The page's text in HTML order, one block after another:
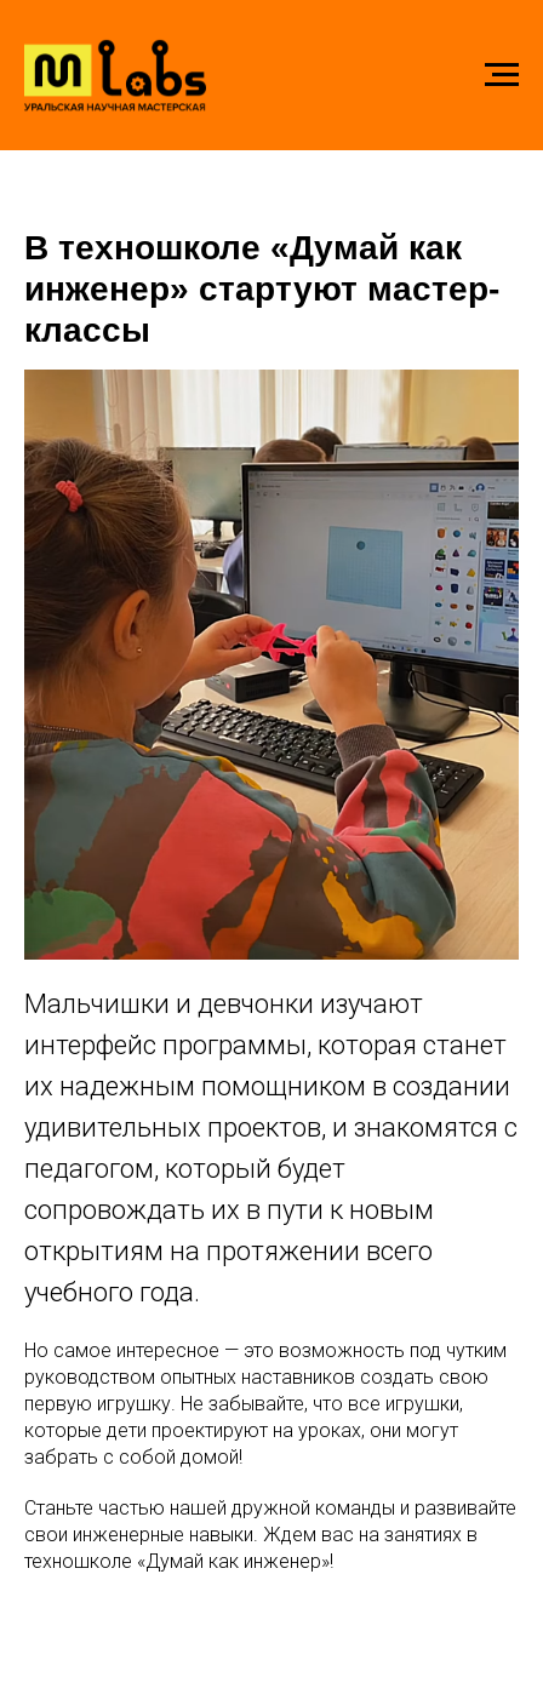
В техношколе «Думай как
инженер» стартуют мастер-
классы
Мальчишки и девчонки изучают
интерфейс программы, которая станет
их надежным помощником в создании
удивительных проектов, и знакомятся с
педагогом, который будет
сопровождать их в пути к новым
открытиям на протяжении всего
учебного года.
Но самое интересное — это возможность под чутким
руководством опытных наставников создать свою
первую игрушку. Не забывайте, что все игрушки,
которые дети проектируют на уроках, они могут
забрать с собой домой!
Станьте частью нашей дружной команды и развивайте
свои инженерные навыки. Ждем вас на занятиях в
техношколе «Думай как инженер»!